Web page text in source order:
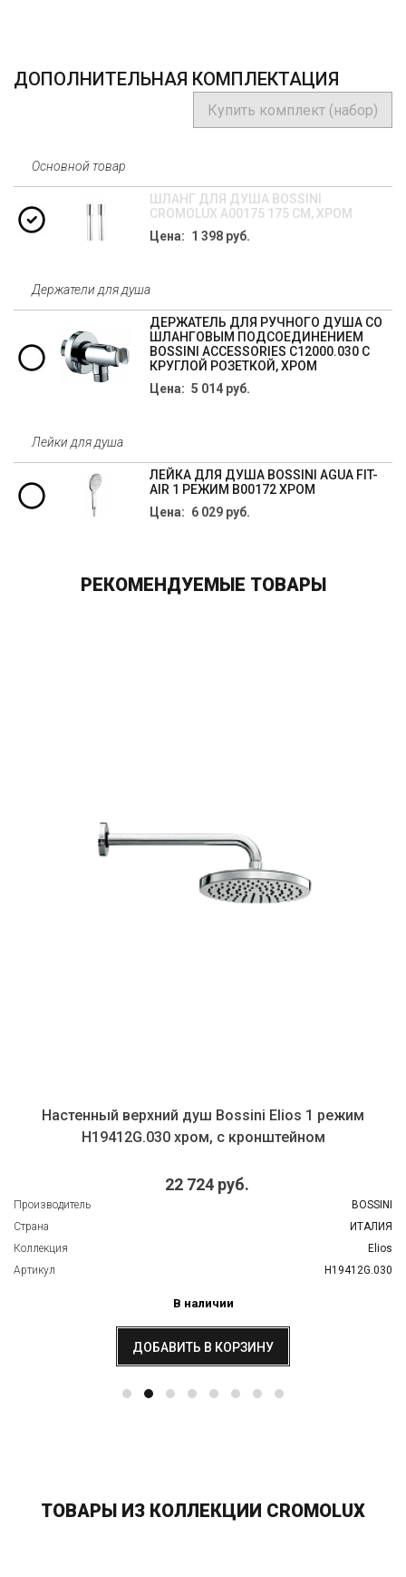
ДОПОЛНИТЕЛЬНАЯ КОМПЛЕКТАЦИЯ
Купить комплект (набор)
Основной товар
ШЛАНГ ДЛЯ ДУША BOSSINI
CROMOLUX A00175 175 СМ, ХРОМ
Цена: 1 398 руб.
Держатели для душа
ДЕРЖАТЕЛЬ ДЛЯ РУЧНОГО ДУША СО
ШЛАНГОВЫМ ПОДСОЕДИНЕНИЕМ
BOSSINI ACCESSORIES C12000.030 C
КРУГЛОЙ РОЗЕТКОЙ, ХРОМ
Цена: 5 014 руб.
Лейки для душа
ЛЕЙКА ДЛЯ ДУША BOSSINI AGUA FIT-
AIR 1 РЕЖИМ B00172 ХРОМ
Цена: 6 029 руб.
РЕКОМЕНДУЕМЫЕ ТОВАРЫ
Настенный верхний душ Bossini Elios 1 режим
H19412G.030 хром, с кронштейном
22 724 руб.
Производитель
BOSSINI
Страна
ИТАЛИЯ
Коллекция
Elios
Артикул
H19412G.030
В наличии
ДОБАВИТЬ В КОРЗИНУ
ТОВАРЫ ИЗ КОЛЛЕКЦИИ CROMOLUX